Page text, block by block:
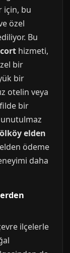
için, bu
özel
Bu
hizmeti,
bir
bir
otelin veya
bir
elden
ödeme
daha
ilçelerle